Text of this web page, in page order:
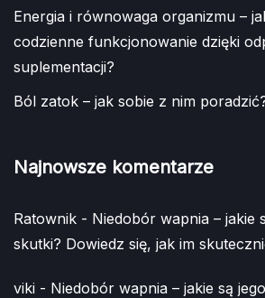
Energia i równowaga organizmu –
codzienne funkcjonowanie dzięki
suplementacji?
Ból zatok – jak sobie z nim
Najnowsze komentarze
Ratownik - Niedobór wapnia – jakie
skutki? Dowiedz się, jak im
viki - Niedobór wapnia – jakie są